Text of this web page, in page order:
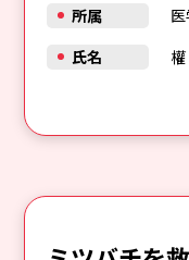
所属
氏名